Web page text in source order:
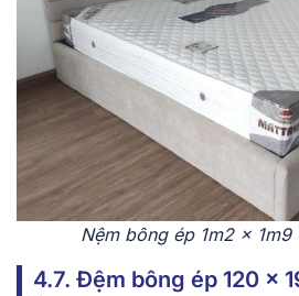
Nệm bông ép 1m2 x 1m9
4.7. Đệm bông ép 120 x